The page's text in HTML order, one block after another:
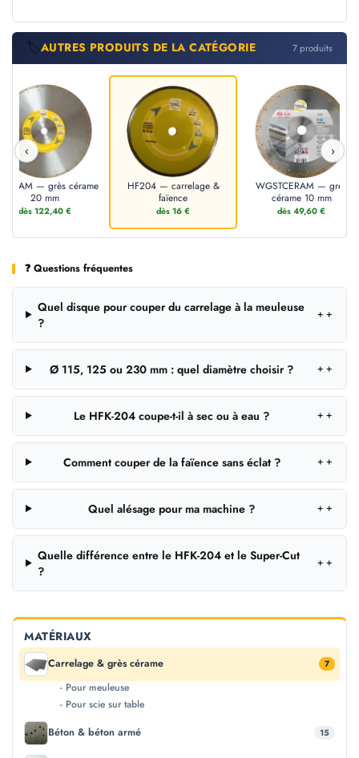
🏷️AUTRES PRODUITS DE LA CATÉGORIE 7 produits
‹ ›
— grès cérame
20 mm
dès 122,40 €
HF204 — carrelage &
faïence
dès 16 €
WGSTCERAM — grès
cérame 10 mm
dès 49,60 €
❓ Questions fréquentes
Quel disque pour couper du carrelage à la meuleuse
?
＋
Ø 115, 125 ou 230 mm : quel diamètre choisir ? ＋
Le HFK-204 coupe-t-il à sec ou à eau ? ＋
Comment couper de la faïence sans éclat ? ＋
Quel alésage pour ma machine ? ＋
Quelle différence entre le HFK-204 et le Super-Cut
?
＋
MATÉRIAUX
Carrelage & grès cérame 7
- Pour meuleuse
- Pour scie sur table
Béton & béton armé
15